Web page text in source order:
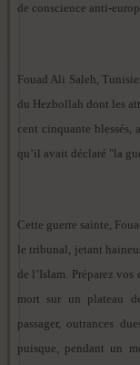
de conscience anti-
Fouad Ali Saleh,
du Hezbollah dont les
cent cinquante
qu’il avait déclaré "la
Cette guerre sainte,
le tribunal, jetant
de l’Islam. Préparez
mort sur un plateau
passager, outrances
puisque, pendant un